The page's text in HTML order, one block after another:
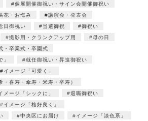
個展開催御祝い・サイン会開催御祝い
花・お悔み
講演会・発表会
日御祝い
当選御祝
御祝い
撮影用・クランクアップ用
母の日
・卒業式・卒園式
」
就任御祝い・昇進御祝い
イメージ「可愛く」
・喜寿・傘寿・米寿・卒寿）
メージ「シックに」
退職御祝い
イメージ「格好良く」
中央区にお届け
イメージ「淡色系」